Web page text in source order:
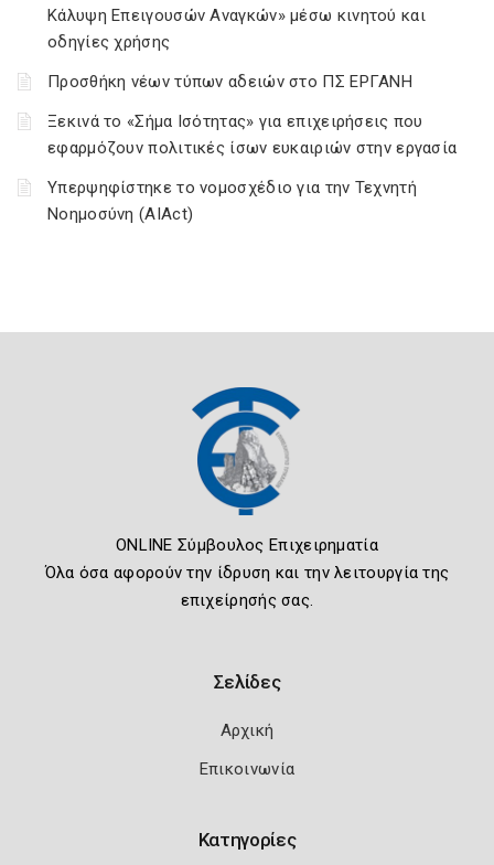
Κάλυψη Επειγουσών Αναγκών» μέσω κινητού και
οδηγίες χρήσης
Προσθήκη νέων τύπων αδειών στο ΠΣ ΕΡΓΑΝΗ
Ξεκινά το «Σήμα Ισότητας» για επιχειρήσεις που
εφαρμόζουν πολιτικές ίσων ευκαιριών στην εργασία
Υπερψηφίστηκε το νομοσχέδιο για την Τεχνητή
Νοημοσύνη (AIAct)
ONLINE Σύμβουλος Επιχειρηματία
Όλα όσα αφορούν την ίδρυση και την λειτουργία της
επιχείρησής σας.
Σελίδες
Αρχική
Επικοινωνία
Κατηγορίες